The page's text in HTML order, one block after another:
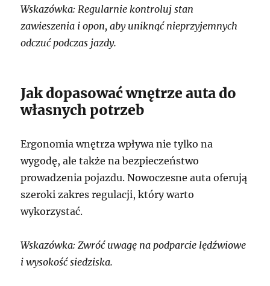
Wskazówka: Regularnie kontroluj stan
zawieszenia i opon, aby uniknąć nieprzyjemnych
odczuć podczas jazdy.
Jak dopasować wnętrze auta do
własnych potrzeb
Ergonomia wnętrza wpływa nie tylko na
wygodę, ale także na bezpieczeństwo
prowadzenia pojazdu. Nowoczesne auta oferują
szeroki zakres regulacji, który warto
wykorzystać.
Wskazówka: Zwróć uwagę na podparcie lędźwiowe
i wysokość siedziska.